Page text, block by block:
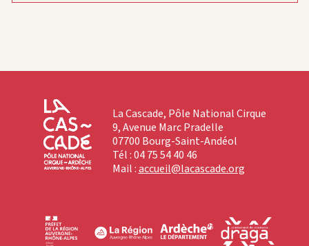
La Cascade, Pôle National Cirque
9, Avenue Marc Pradelle
07700 Bourg-Saint-Andéol
Tél : 04 75 54 40 46
Mail :accueil@lacascade.org